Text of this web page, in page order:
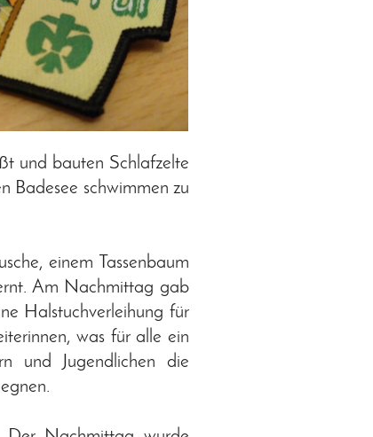
und bauten Schlafzelte
Badesee schwimmen zu
einem Tassenbaum
Am Nachmittag gab
Halstuchverleihung für
was für alle ein
und Jugendlichen die